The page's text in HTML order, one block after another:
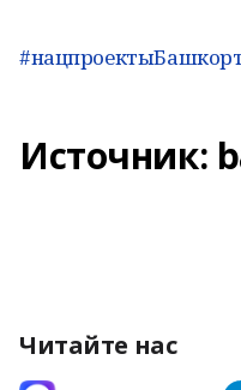
Источник:
Читайте нас